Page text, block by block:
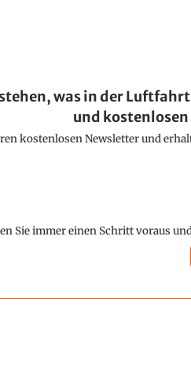
was in der
und kostenlosen
kostenlosen Newsletter und
Sie immer einen Schritt voraus